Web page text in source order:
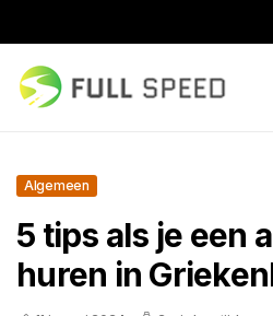
Algemeen
5 tips als je een
huren in